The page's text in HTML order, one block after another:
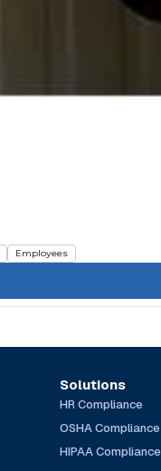
Employees
Solutions
HR Compliance
OSHA Compliance
HIPAA Compliance